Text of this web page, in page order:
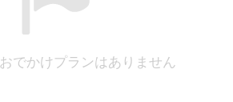
でかけプランはありません